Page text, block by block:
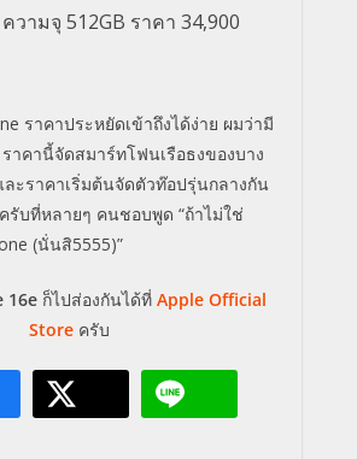
ความจุ 512GB ราคา 34,900
ราคาประหยัดเข้าถึงได้ง่าย ผมว่ามี
าคานี้จัดสมาร์ทโฟนเรือธงของบาง
ะราคาเริ่มต้นจัดตัวท๊อปรุ่นกลางกัน
รับที่หลายๆ คนชอบพูด “ถ้าไม่ใช่
(นั่นสิ5555)”
16e ก็ไปส่องกันได้ที่ Apple Official
Storeครับ